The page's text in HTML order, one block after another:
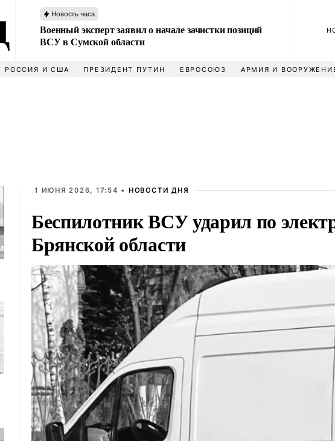
Новость часа
Военный эксперт заявил о начале зачистки позиций
ВСУ в Сумской области
РОССИЯ И США ПРЕЗИДЕНТ ПУТИН ЕВРОСОЮЗ АРМИЯ И
1 ИЮНЯ 2026, 17:54 • НОВОСТИ ДНЯ
Беспилотник ВСУ ударил по
Брянской области